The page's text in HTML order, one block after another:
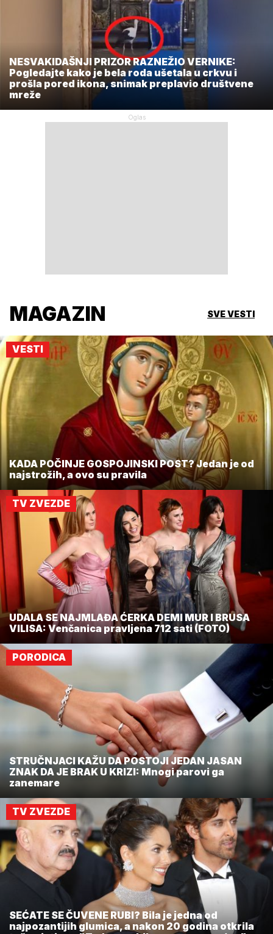
NESVAKIDAŠNJI PRIZOR RAZNEŽIO VERNIKE:
Pogledajte kako je bela roda ušetala u crkvu i
prošla pored ikona, snimak preplavio društvene
mreže
MAGAZIN SVE VESTI
VESTI
KADA POČINJE GOSPOJINSKI POST? Jedan je od
najstrožih, a ovo su pravila
TV ZVEZDE
UDALA SE NAJMLAĐA ĆERKA DEMI MUR I BRUSA
VILISA: Venčanica pravljena 712 sati (FOTO)
PORODICA
STRUČNJACI KAŽU DA POSTOJI JEDAN JASAN
ZNAK DA JE BRAK U KRIZI: Mnogi parovi ga
zanemare
TV ZVEZDE
SEĆATE SE ČUVENE RUBI? Bila je jedna od
najpozantijih glumica, a nakon 20 godina otkrila